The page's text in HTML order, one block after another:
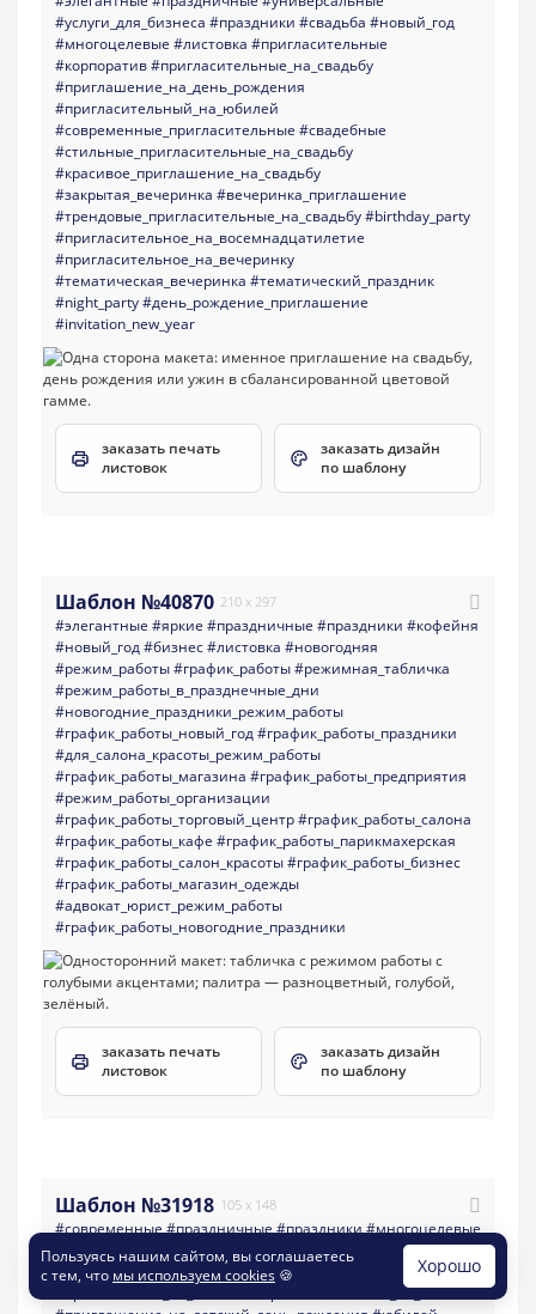
#услуги_для_бизнеса #праздники #свадьба #новый_год
#многоцелевые #листовка #пригласительные
#корпоратив#пригласительные_на_свадьбу
#приглашение_на_день_рождения
#пригласительный_на_юбилей
#современные_пригласительные #свадебные
#стильные_пригласительные_на_свадьбу
#красивое_приглашение_на_свадьбу
#закрытая_вечеринка #вечеринка_приглашение
#трендовые_пригласительные_на_свадьбу#birthday_party
#пригласительное_на_восемнадцатилетие
#пригласительное_на_вечеринку
#тематическая_вечеринка #тематический_праздник
#night_party#день_рождение_приглашение
#invitation_new_year
заказать печать
листовок
заказать дизайн
по шаблону
Шаблон №40870 210 x 297
#элегантные #яркие #праздничные #праздники #кофейня
#новый_год#бизнес#листовка #новогодняя
#режим_работы#график_работы#режимная_табличка
#режим_работы_в_празднечные_дни
#новогодние_праздники_режим_работы
#график_работы_новый_год#график_работы_праздники
#для_салона_красоты_режим_работы
#график_работы_магазина #график_работы_предприятия
#режим_работы_организации
#график_работы_торговый_центр#график_работы_салона
#график_работы_кафе #график_работы_парикмахерская
#график_работы_салон_красоты#график_работы_бизнес
#график_работы_магазин_одежды
#адвокат_юрист_режим_работы
#график_работы_новогодние_праздники
заказать печать
листовок
заказать дизайн
по шаблону
Шаблон №31918 105 x 148
#современные#праздничные#праздники#многоцелевые
#листовка #пригласительные#день_рождения
#приглашение_на_день_рождения
#пригласительный_на_юбилей
Пользуясь нашим сайтом, вы соглашаетесь
с тем, что мы используем cookies 🍪 Хорошо